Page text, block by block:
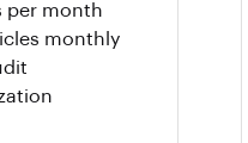
per month
monthly